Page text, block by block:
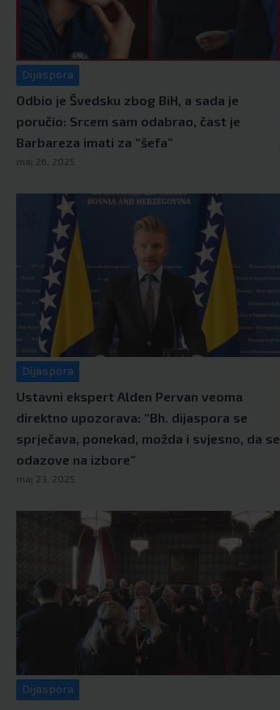
Dijaspora
Odbio je Švedsku zbog BiH, a sada je
poručio: Srcem sam odabrao, čast je
Barbareza imati za “šefa”
maj 26, 2025
Dijaspora
Ustavni ekspert Alden Pervan veoma
direktno upozorava: “Bh. dijaspora se
sprječava, ponekad, možda i svjesno, da se
odazove na izbore”
maj 23, 2025
Dijaspora